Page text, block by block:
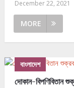
December 22, 2021
MORE
বাংলাদেশ
দোকান-বিপণিবিতান